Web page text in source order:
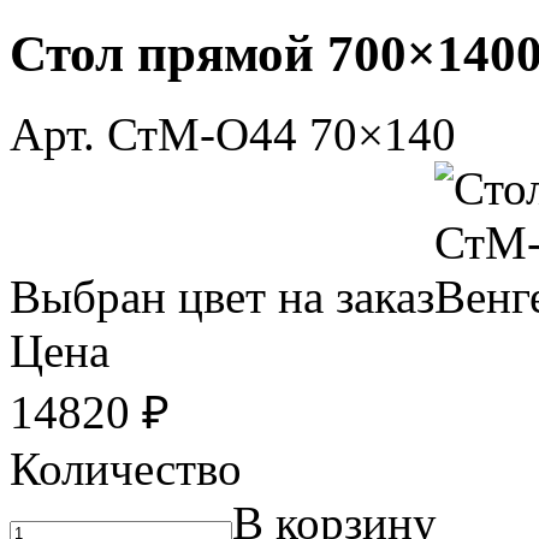
Стол прямой
Арт. СтМ-О44 70×140
Выбран цвет на заказ
Цена
14820 ₽
Количество
В корзину